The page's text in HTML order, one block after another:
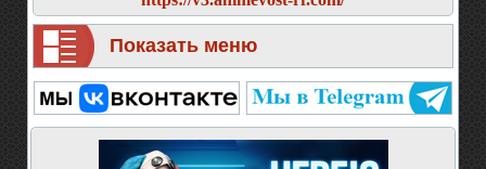
Показать меню